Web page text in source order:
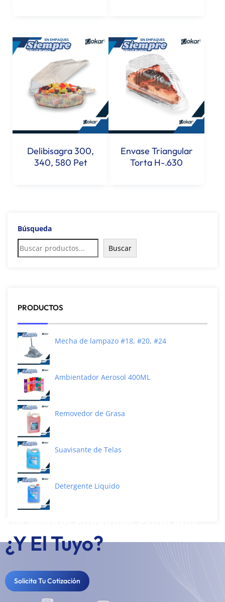
Delibisagra 300,
340, 580 Pet
Envase Triangular
Torta H-.630
Búsqueda
Buscar
PRODUCTOS
Mecha de lampazo #18, #20, #24
Ambientador Aerosol 400ML
Removedor de Grasa
Suavisante de Telas
Detergente Liquido
¿Y El Tuyo?
Solicita Tu Cotización